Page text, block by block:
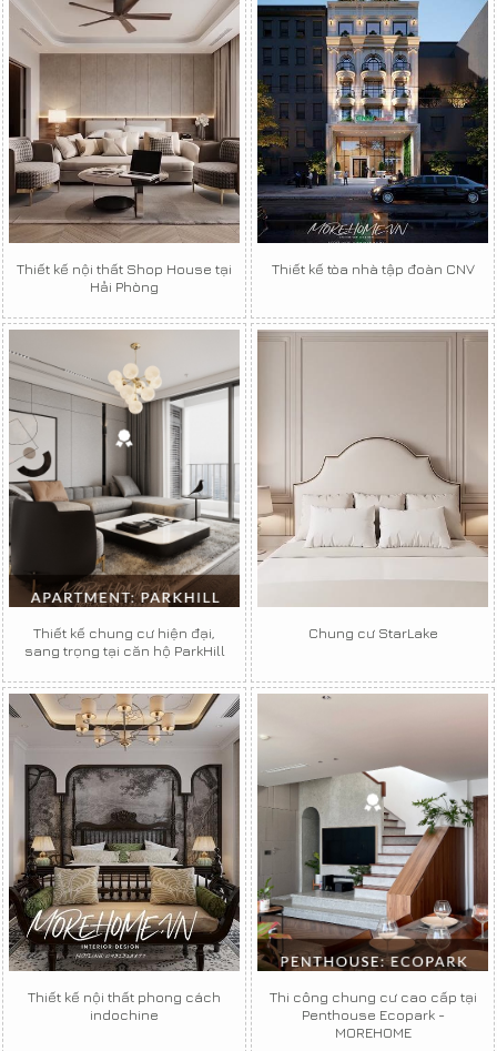
Thiết kế nội thất Shop House tại
Hải Phòng
Thiết kế tòa nhà tập đoàn CNV
Thiết kế chung cư hiện đại,
sang trọng tại căn hộ ParkHill
Chung cư StarLake
Thiết kế nội thất phong cách
indochine
Thi công chung cư cao cấp tại
Penthouse Ecopark -
MOREHOME